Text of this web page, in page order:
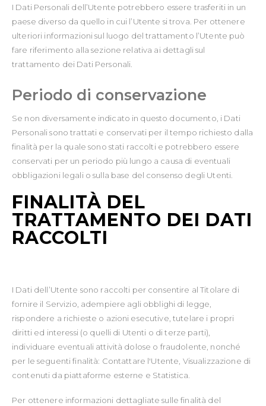
I Dati Personali dell’Utente potrebbero essere trasferiti in un
paese diverso da quello in cui l’Utente si trova. Per ottenere
ulteriori informazioni sul luogo del trattamento l’Utente può
fare riferimento alla sezione relativa ai dettagli sul
trattamento dei Dati Personali.
Periodo di conservazione
Se non diversamente indicato in questo documento, i Dati
Personali sono trattati e conservati per il tempo richiesto dalla
finalità per la quale sono stati raccolti e potrebbero essere
conservati per un periodo più lungo a causa di eventuali
obbligazioni legali o sulla base del consenso degli Utenti.
FINALITÀ DEL
TRATTAMENTO DEI DATI
RACCOLTI
I Dati dell’Utente sono raccolti per consentire al Titolare di
fornire il Servizio, adempiere agli obblighi di legge,
rispondere a richieste o azioni esecutive, tutelare i propri
diritti ed interessi (o quelli di Utenti o di terze parti),
individuare eventuali attività dolose o fraudolente, nonché
per le seguenti finalità: Contattare l'Utente, Visualizzazione di
contenuti da piattaforme esterne e Statistica.
Per ottenere informazioni dettagliate sulle finalità del